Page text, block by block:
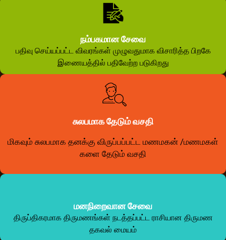
நம்பகமான சேவை
பதிவு செய்யப்பட்ட விவரங்கள் முழுவதுமாக விசாரித்த பிறகே
இணையத்தில் பதிவேற்ற படுகிறது
சுலபமாக தேடும் வசதி
மிகவும் சுலபமாக தனக்கு விருப்பப்பட்ட மணமகன் /மணமகள்
களை தேடும் வசதி
மனநிறைவான சேவை
திருப்திகரமாக திருமணங்கள் நடத்தப்பட்ட ராசியான திருமண
தகவல் மையம்